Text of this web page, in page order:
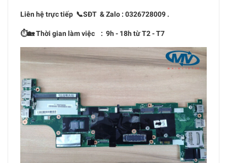
Liên hệ trực tiếp 📞SĐT & Zalo : 0326728009 .
⏱🏡 Thời gian làm việc : 9h - 18h từ T2 - T7